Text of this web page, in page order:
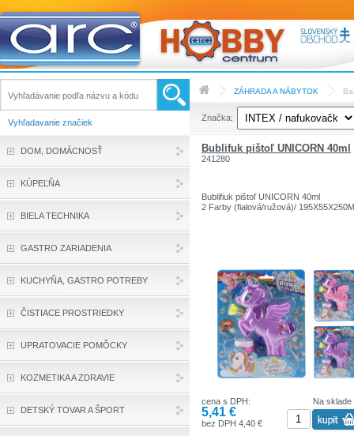
ZÁHRADA A NÁBYTOK
Značka:
Bublifuk pištoľ UNICORN 40ml
241280
Bublifiuk pištoľ UNICORN 40ml
2 Farby (fialová/ružová)/
Na sklade
cena s DPH:
5,41 €
bez DPH 4,40 €
Vyhľadavanie značiek
DOM, DOMÁCNOSŤ
KÚPEĽŇA
BIELA TECHNIKA
GASTRO ZARIADENIA
KUCHYŇA, GASTRO POTREBY
ČISTIACE PROSTRIEDKY
UPRATOVACIE POMÔCKY
KOZMETIKA A ZDRAVIE
DETSKÝ TOVAR A ŠPORT